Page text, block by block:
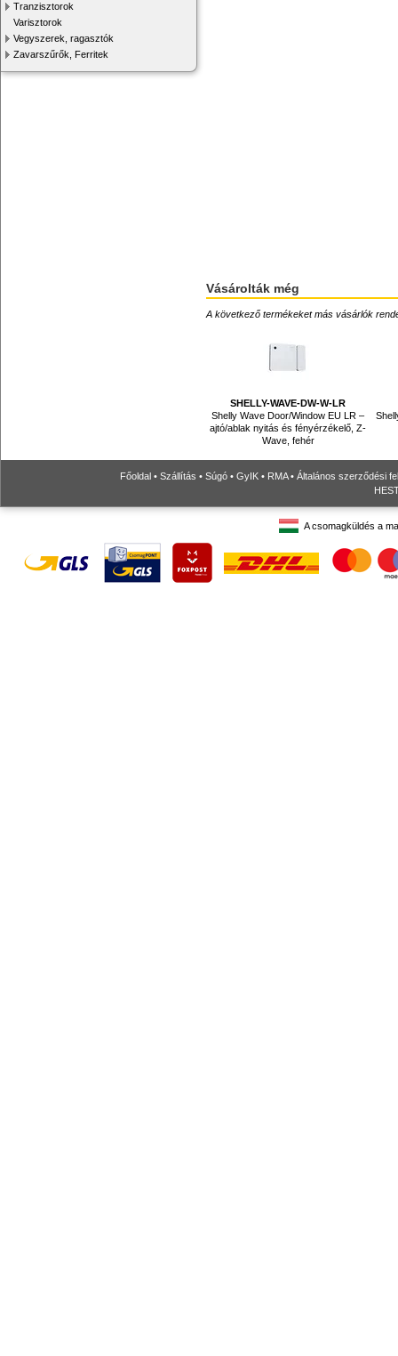
Tranzisztorok
Varisztorok
Vegyszerek, ragasztók
Zavarszűrők, Ferritek
Vásárolták még
A következő termékeket más vásárlók
SHELLY-WAVE-DW-W-LR
Shelly Wave Door/Window EU LR –
ajtó/ablak nyitás és fényérzékelő, Z-
Wave, fehér
Főoldal • Szállítás • Súgó • GyIK • RMA• Általános szerződési
A csomagküldés a